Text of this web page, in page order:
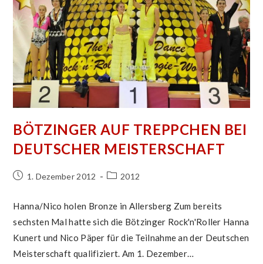
BÖTZINGER AUF TREPPCHEN BEI
DEUTSCHER MEISTERSCHAFT
Beitrag1. Dezember 2012
Beitrags-
2012
Hanna/Nico holen Bronze in Allersberg Zum bereits
sechsten Mal hatte sich die Bötzinger Rock'n'Roller Hanna
Kunert und Nico Päper für die Teilnahme an der Deutschen
Meisterschaft qualifiziert. Am 1. Dezember…